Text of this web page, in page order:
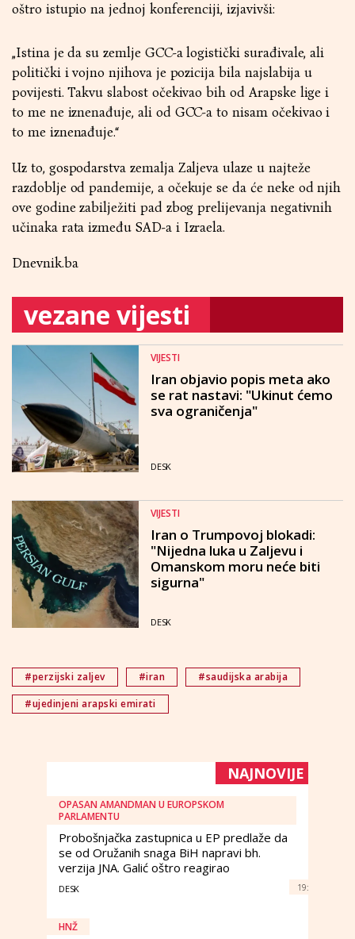
oštro istupio na jednoj konferenciji, izjavivši:
„Istina je da su zemlje GCC-a logistički surađivale, ali
politički i vojno njihova je pozicija bila najslabija u
povijesti. Takvu slabost očekivao bih od Arapske lige i
to me ne iznenađuje, ali od GCC-a to nisam očekivao i
to me iznenađuje.“
Uz to, gospodarstva zemalja Zaljeva ulaze u najteže
razdoblje od pandemije, a očekuje se da će neke od njih
ove godine zabilježiti pad zbog prelijevanja negativnih
učinaka rata između SAD-a i Izraela.
Dnevnik.ba
vezane vijesti
VIJESTI
Iran objavio popis meta ako
se rat nastavi: "Ukinut ćemo
sva ograničenja"
DESK
VIJESTI
Iran o Trumpovoj blokadi:
"Nijedna luka u Zaljevu i
Omanskom moru neće biti
sigurna"
DESK
#perzijski zaljev #iran
#saudijska arabija
#ujedinjeni arapski emirati
NAJNOVIJE
OPASAN AMANDMAN U EUROPSKOM
PARLAMENTU
Probošnjačka zastupnica u EP predlaže da
se od Oružanih snaga BiH napravi bh.
verzija JNA. Galić oštro reagirao
DESK 19:
HNŽ